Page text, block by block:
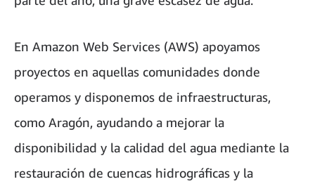
En Amazon Web Services (AWS) apoyamos
proyectos en aquellas comunidades donde
operamos y disponemos de infraestructuras,
como Aragón, ayudando a mejorar la
disponibilidad y la calidad del agua mediante la
restauración de cuencas hidrográficas y la